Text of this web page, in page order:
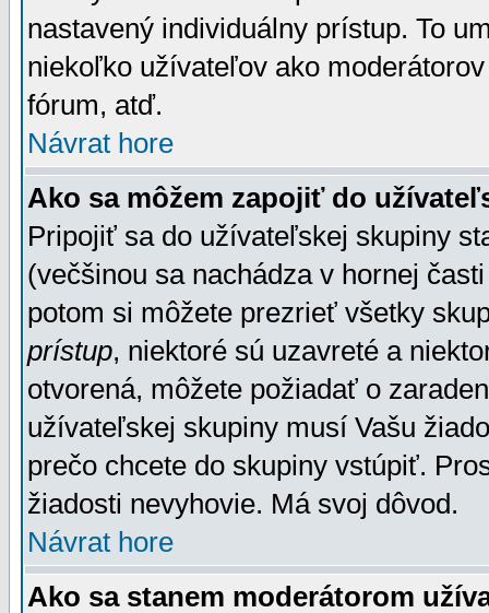
nastavený individuálny prístup. To
niekoľko užívateľov ako
fórum, atď.
Návrat hore
Ako sa môžem zapojiť do
Pripojiť sa do užívateľskej skupiny
(večšinou sa nachádza v hornej
potom si môžete prezrieť všetky
prístup, niektoré sú uzavreté a
otvorená, môžete požiadať o
užívateľskej skupiny musí Vašu
prečo chcete do skupiny vstúpiť.
žiadosti nevyhovie. Má svoj dôvod.
Návrat hore
Ako sa stanem moderátorom